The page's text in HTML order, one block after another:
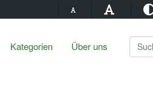
Kategorien Über uns